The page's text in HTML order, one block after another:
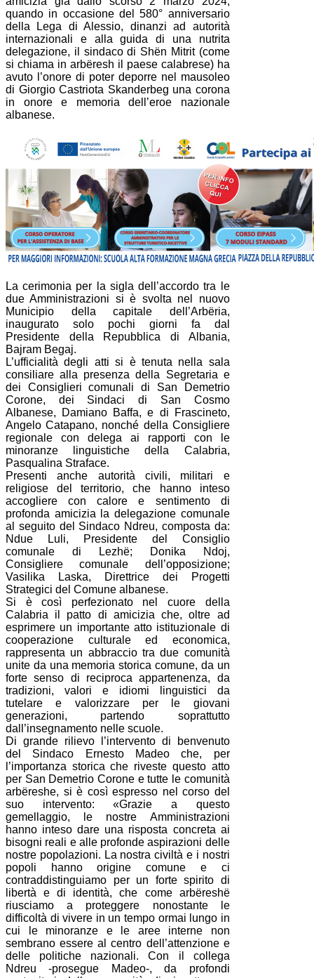
quando in occasione del 580° anniversario
della Lega di Alessio, dinanzi ad autorità
internazionali e alla guida di una nutrita
delegazione, il sindaco di Shën Mitrit (come
si chiama in arbëresh il paese calabrese) ha
avuto l’onore di poter deporre nel mausoleo
di Giorgio Castriota Skanderbeg una corona
in onore e memoria dell’eroe nazionale
albanese.
La cerimonia per la sigla dell’accordo tra le
due Amministrazioni si è svolta nel nuovo
Municipio della capitale dell’Arbëria,
inaugurato solo pochi giorni fa dal
Presidente della Repubblica di Albania,
Bajram Begaj.
L’ufficialità degli atti si è tenuta nella sala
consiliare alla presenza della Segretaria e
dei Consiglieri comunali di San Demetrio
Corone, dei Sindaci di San Cosmo
Albanese, Damiano Baffa, e di Frascineto,
Angelo Catapano, nonché della Consigliere
regionale con delega ai rapporti con le
minoranze linguistiche della Calabria,
Pasqualina Straface.
Presenti anche autorità civili, militari e
religiose del territorio, che hanno inteso
accogliere con calore e sentimento di
profonda amicizia la delegazione comunale
al seguito del Sindaco Ndreu, composta da:
Ndue Luli, Presidente del Consiglio
comunale di Lezhë; Donika Ndoj,
Consigliere comunale dell’opposizione;
Vasilika Laska, Direttrice dei Progetti
Strategici del Comune albanese.
Si è così perfezionato nel cuore della
Calabria il patto di amicizia che, oltre ad
esprimere un importante atto istituzionale di
cooperazione culturale ed economica,
rappresenta un abbraccio tra due comunità
unite da una memoria storica comune, da un
forte senso di reciproca appartenenza, da
tradizioni, valori e idiomi linguistici da
tutelare e valorizzare per le giovani
generazioni, partendo soprattutto
dall’insegnamento nelle scuole.
Di grande rilievo l’intervento di benvenuto
del Sindaco Ernesto Madeo che, per
l’importanza storica che riveste questo atto
per San Demetrio Corone e tutte le comunità
arbëreshe, si è così espresso nel corso del
suo intervento: «Grazie a questo
gemellaggio, le nostre Amministrazioni
hanno inteso dare una risposta concreta ai
bisogni reali e alle profonde aspirazioni delle
nostre popolazioni. La nostra civiltà e i nostri
popoli hanno origine comune e ci
contraddistinguiamo per un forte spirito di
libertà e di identità, che come arbëreshë
riusciamo a proteggere nonostante le
difficoltà di vivere in un tempo ormai lungo in
cui le minoranze e le aree interne non
sembrano essere al centro dell’attenzione e
delle politiche nazionali. Con il collega
Ndreu -prosegue Madeo-, da profondi